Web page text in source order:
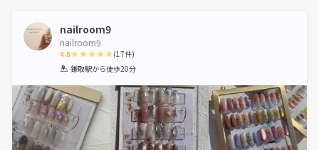
nailroom9
nailroom9
4.8
1 2 3 4 5
(17件)
鎌取駅から徒歩20分